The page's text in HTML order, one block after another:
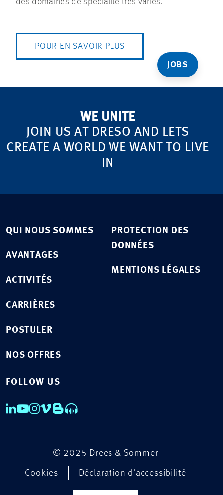
JOBS
des domaines de spécialité très variés.
POUR EN SAVOIR PLUS
WE UNITE
JOIN US AT DRESO AND LETS
CREATE A WORLD WE WANT TO LIVE
IN
QUI NOUS SOMMES
AVANTAGES
ACTIVITÉS
CARRIÈRES
POSTULER
NOS OFFRES
PROTECTION DES
DONNÉES
MENTIONS LÉGALES
FOLLOW US
© 2025 Drees & Sommer
Cookies Déclaration d'accessibilité